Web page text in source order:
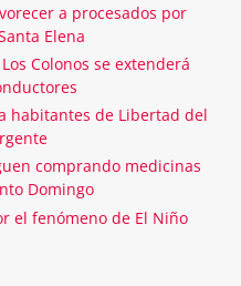
a procesados por
Elena
Colonos se extenderá
habitantes de Libertad del
comprando medicinas
Domingo
el fenómeno de El Niño